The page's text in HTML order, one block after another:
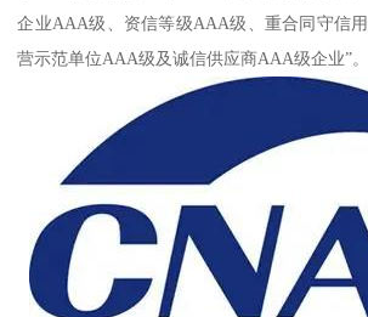
企业AAA级、资信等级AAA级、重合同守信
营示范单位AAA级及诚信供应商AAA级企业”。